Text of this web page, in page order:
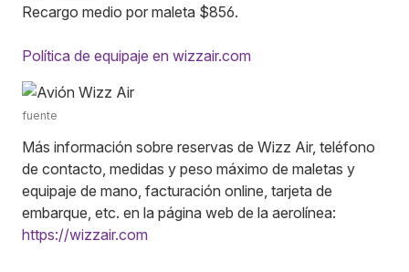
Recargo medio por maleta $856.
Política de equipaje en wizzair.com
fuente
Más información sobre reservas de Wizz Air, teléfono
de contacto, medidas y peso máximo de maletas y
equipaje de mano, facturación online, tarjeta de
embarque, etc. en la página web de la aerolínea:
https://wizzair.com